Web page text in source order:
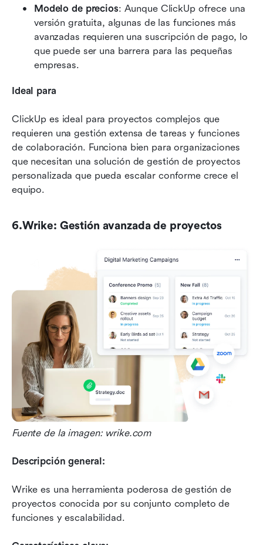
Modelo de precios: Aunque ClickUp ofrece una
versión gratuita, algunas de las funciones más
avanzadas requieren una suscripción de pago, lo
que puede ser una barrera para las pequeñas
empresas.
Ideal para
ClickUp es ideal para proyectos complejos que
requieren una gestión extensa de tareas y funciones
de colaboración. Funciona bien para organizaciones
que necesitan una solución de gestión de proyectos
personalizada que pueda escalar conforme crece el
equipo.
6.Wrike: Gestión avanzada de proyectos
Fuente de la imagen: wrike.com
Descripción general:
Wrike es una herramienta poderosa de gestión de
proyectos conocida por su conjunto completo de
funciones y escalabilidad.